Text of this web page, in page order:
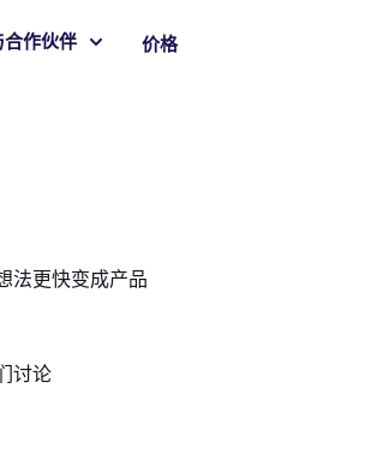
合作伙伴 价格
法更快变成产品
讨论